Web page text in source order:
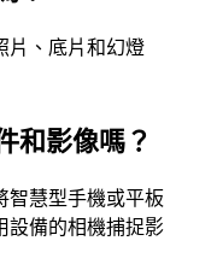
片、底片和幻燈
和影像嗎？
智慧型手機或平板
設備的相機捕捉影